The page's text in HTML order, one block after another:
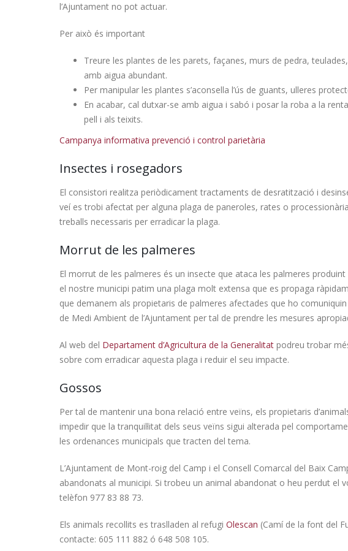
l’Ajuntament no pot actuar.
Per això és important
Treure les plantes de les parets, façanes, murs de pedra,
amb aigua abundant.
Per manipular les plantes s’aconsella l’ús de guants, ulleres
En acabar, cal dutxar-se amb aigua i sabó i posar la roba a la
pell i als teixits.
Campanya informativa prevenció i control parietària
Insectes i rosegadors
El consistori realitza periòdicament tractaments de desratització i
veí es trobi afectat per alguna plaga de paneroles, rates o
treballs necessaris per erradicar la plaga.
Morrut de les palmeres
El morrut de les palmeres és un insecte que ataca les palmeres produint
el nostre municipi patim una plaga molt extensa que es propaga
que demanem als propietaris de palmeres afectades que ho
de Medi Ambient de l’Ajuntament per tal de prendre les mesures
Al web del Departament d’Agricultura de la Generalitat podreu trobar
sobre com erradicar aquesta plaga i reduir el seu impacte.
Gossos
Per tal de mantenir una bona relació entre veïns, els propietaris
impedir que la tranquil·litat dels seus veïns sigui alterada pel
les ordenances municipals que tracten del tema.
L’Ajuntament de Mont-roig del Camp i el Consell Comarcal del Baix
abandonats al municipi. Si trobeu un animal abandonat o heu perdut el
telèfon 977 83 88 73.
Els animals recollits es traslladen al refugi Olescan (Camí de la font del
contacte: 605 111 882 ó 648 508 105.